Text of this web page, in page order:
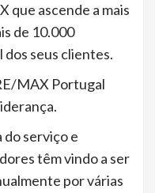
que ascende a mais
de 10.000
seus clientes.
MAX Portugal
do serviço e
têm vindo a ser
por várias